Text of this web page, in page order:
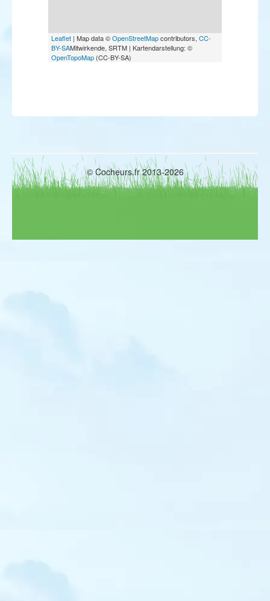
Leaflet | Map data ©OpenStreetMapcontributors, CC-
BY-SAMitwirkende, SRTM | Kartendarstellung: ©
OpenTopoMap (CC-BY-SA)
© Cocheurs.fr 2013-2026